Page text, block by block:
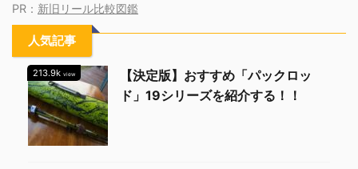
PR： 新旧リール比較図鑑
人気記事
213.9k view
【決定版】おすすめ「パックロッ
ド」19シリーズを紹介する！！